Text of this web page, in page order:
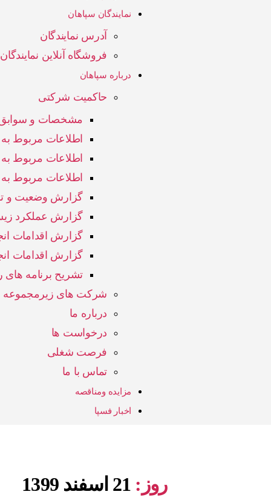
نمایندگان سپاهان
آدرس نمایندگان
فروشگاه آنلاین نمایندگان
درباره سپاهان
حاکمیت شرکتی
مشخصات و سوابق
اطلاعات مربوط
اطلاعات مربوط
اطلاعات مربوط
گزارش وضعیت و
گزارش عملکرد
گزارش اقدامات
گزارش اقدامات
تشریح برنامه های
شرکت های زیرمجموعه
درباره ما
درخواست ها
فرصت شغلی
تماس با ما
مزایده ومناقصه
اخبار فسپا
روز: 21 اسفند 1399